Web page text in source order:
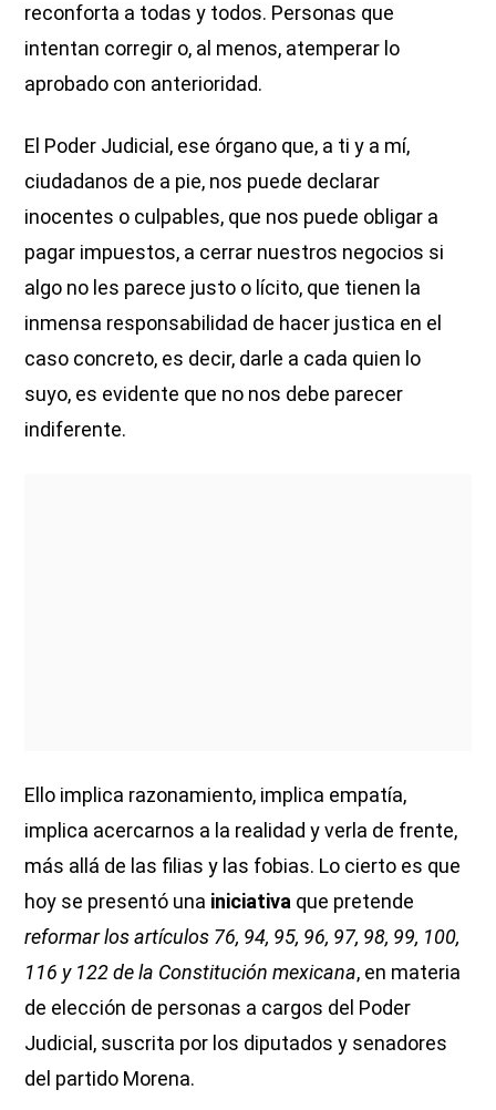
reconforta a todas y todos. Personas que
intentan corregir o, al menos, atemperar lo
aprobado con anterioridad.
El Poder Judicial, ese órgano que, a ti y a mí,
ciudadanos de a pie, nos puede declarar
inocentes o culpables, que nos puede obligar a
pagar impuestos, a cerrar nuestros negocios si
algo no les parece justo o lícito, que tienen la
inmensa responsabilidad de hacer justica en el
caso concreto, es decir, darle a cada quien lo
suyo, es evidente que no nos debe parecer
indiferente.
Ello implica razonamiento, implica empatía,
implica acercarnos a la realidad y verla de frente,
más allá de las filias y las fobias. Lo cierto es que
hoy se presentó una iniciativa que pretende
reformar los artículos 76, 94, 95, 96, 97, 98, 99, 100,
116 y 122 de la Constitución mexicana, en materia
de elección de personas a cargos del Poder
Judicial, suscrita por los diputados y senadores
del partido Morena.